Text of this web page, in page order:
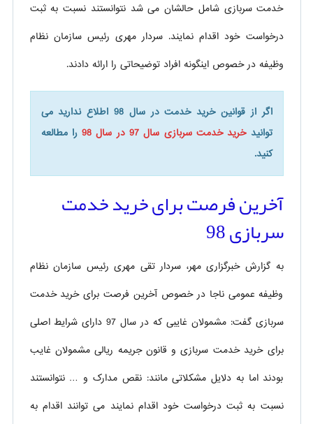
خدمت سربازی شامل حالشان می شد نتوانستند نسبت به ثبت
درخواست خود اقدام نمایند. سردار مهری رئیس سازمان نظام
وظیفه در خصوص اینگونه افراد توضیحاتی را ارائه دادند.
اگر از قوانین خرید خدمت در سال 98 اطلاع ندارید می
توانیدخرید خدمت سربازی سال 97 در سال 98
را مطالعه
کنید.
آخرین فرصت برای خرید خدمت
سربازی 98
به گزارش خبرگزاری مهر، سردار تقی مهری رئیس سازمان نظام
وظیفه عمومی ناجا در خصوص آخرین فرصت برای خرید خدمت
سربازی گفت: مشمولان غایبی که در سال 97 دارای شرایط اصلی
برای خرید خدمت سربازی و قانون جریمه ریالی مشمولان غایب
بودند اما به دلایل مشکلاتی مانند: نقص مدارک و … نتوانستند
نسبت به ثبت درخواست خود اقدام نمایند می توانند اقدام به